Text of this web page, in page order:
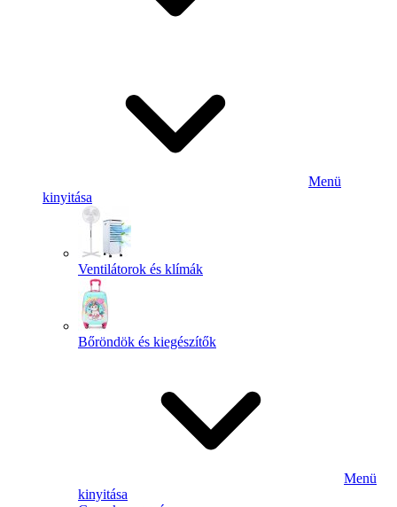
Menü
kinyitása
Ventilátorok és klímák
Bőröndök és kiegészítők
Menü
kinyitása